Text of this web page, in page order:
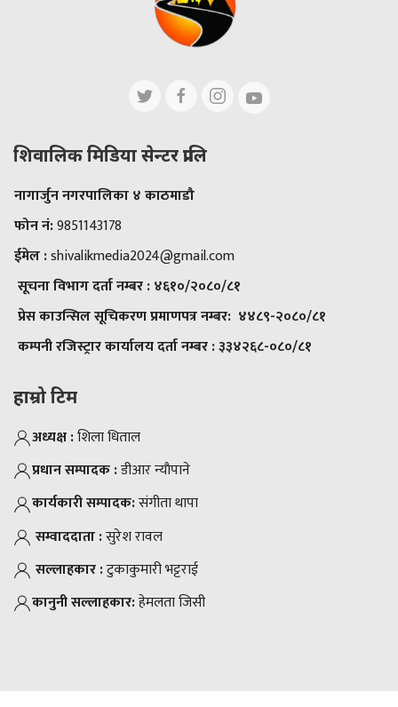
शिवालिक मिडिया सेन्टर प्रालि
नागार्जुन नगरपालिका ४ काठमाडौ
फोन नं:9851143178
ईमेल :shivalikmedia2024@gmail.com
सूचना विभाग दर्ता नम्बर :४६१०/२०८०/८१
प्रेस काउन्सिल सूचिकरण प्रमाणपत्र नम्बर: ४४८९-२०८०/८१
कम्पनी रजिस्ट्रार कार्यालय दर्ता नम्बर :३३४२६८-०८०/८१
हाम्रो टिम
अध्यक्ष :शिला धिताल
प्रधान सम्पादक :डीआर न्याैपाने
कार्यकारी सम्पादक:संगीता थापा
सम्वाददाता :सुरेश रावल
सल्लाहकार :टुकाकुमारी भट्टराई
कानुनी सल्लाहकार:हेमलता जिसी